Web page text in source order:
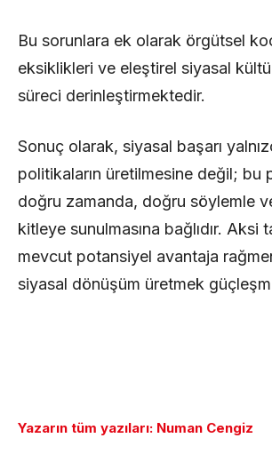
Bu sorunlara ek olarak örgütsel
eksiklikleri ve eleştirel siyasal
süreci derinleştirmektedir.
Sonuç olarak, siyasal başarı
politikaların üretilmesine değil; bu
doğru zamanda, doğru söylemle
kitleye sunulmasına bağlıdır. Aksi
mevcut potansiyel avantaja
siyasal dönüşüm üretmek
Yazarın tüm yazıları: Numan Cengiz